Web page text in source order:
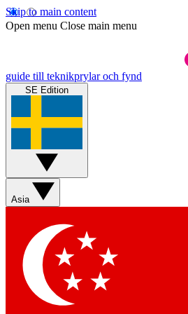
Skip to main content
Open menu Close main menu
guide till teknikprylar och fynd
SE Edition
Asia